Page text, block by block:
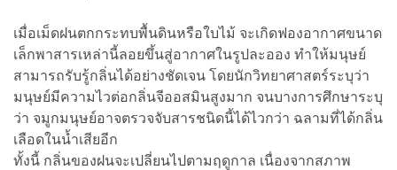
เมื่อเม็ดฝนตกกระทบพื้นดินหรือใบไม้ จะเกิดฟองอากาศขนาด
เล็กพาสารเหล่านี้ลอยขึ้นสู่อากาศในรูปละออง ทำให้มนุษย์
สามารถรับรู้กลิ่นได้อย่างชัดเจน โดยนักวิทยาศาสตร์ระบุว่า
มนุษย์มีความไวต่อกลิ่นจีออสมินสูงมาก จนบางการศึกษาระบุ
ว่า จมูกมนุษย์อาจตรวจจับสารชนิดนี้ได้ไวกว่า ฉลามที่ได้กลิ่น
เลือดในน้ำเสียอีก
ทั้งนี้ กลิ่นของฝนจะเปลี่ยนไปตามฤดูกาล เนื่องจากสภาพ